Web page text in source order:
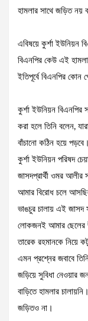
হামলার সাথে জড়িত নয়
এবিষয়ে কুর্শা ইউনিয়ন
বিএনপির কেউ এই
ইতিপূর্বে বিএনপির কোন
কুর্শা ইউনিয়ন বিএনপির
করা হলে তিনি বলেন,
বাঁচানো কঠিন হয়ে
কুর্শা ইউনিয়ন পরিষদ
জাসদপ্রার্থী ওমর আলীর
আমার বিরোধ চলে
ভাঙচুর চালায় এই
লোকজনই আমার ছেলের
তারেক রহমানকে নিয়ে
এমন প্রশ্নের জবাবে
জড়িয়ে সুবিধা নেওয়ার
বাড়িতে হামলার
জড়িতও না।